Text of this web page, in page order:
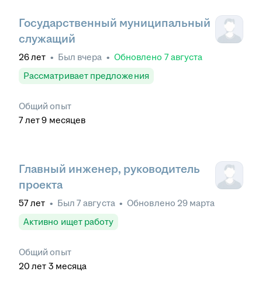
Государственный муниципальный
служащий
26лет • Был вчера • Обновлено 7 августа
Рассматривает предложения
Общий опыт
7лет 9 месяцев
Главный инженер, руководитель
проекта
57лет • Был 7 августа • Обновлено 29 марта
Активно ищет работу
Общий опыт
20 лет 3 месяца